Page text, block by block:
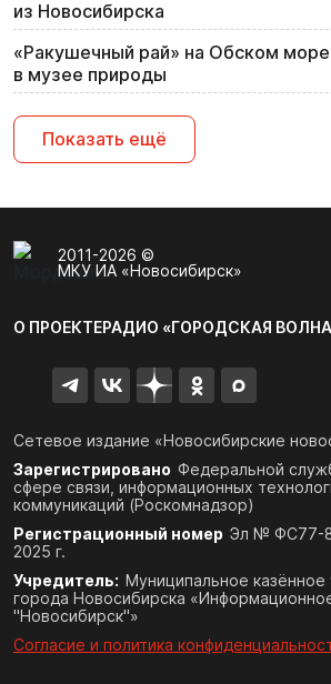
из Новосибирска
«Ракушечный рай» на Обском море
в музее природы
Показать ещё
2011-2026 ©
МКУ ИА «Новосибирск»
О ПРОЕКТЕРАДИО «ГОРОДСКАЯ
Сетевое издание «Новосибирские
Зарегистрировано Федеральной
сфере связи, информационных
коммуникаций (Роскомнадзор)
Регистрационный номер Эл № ФС77-
2025 г.
Учредитель: Муниципальное
города Новосибирска
"Новосибирск"»
Согласие и политика